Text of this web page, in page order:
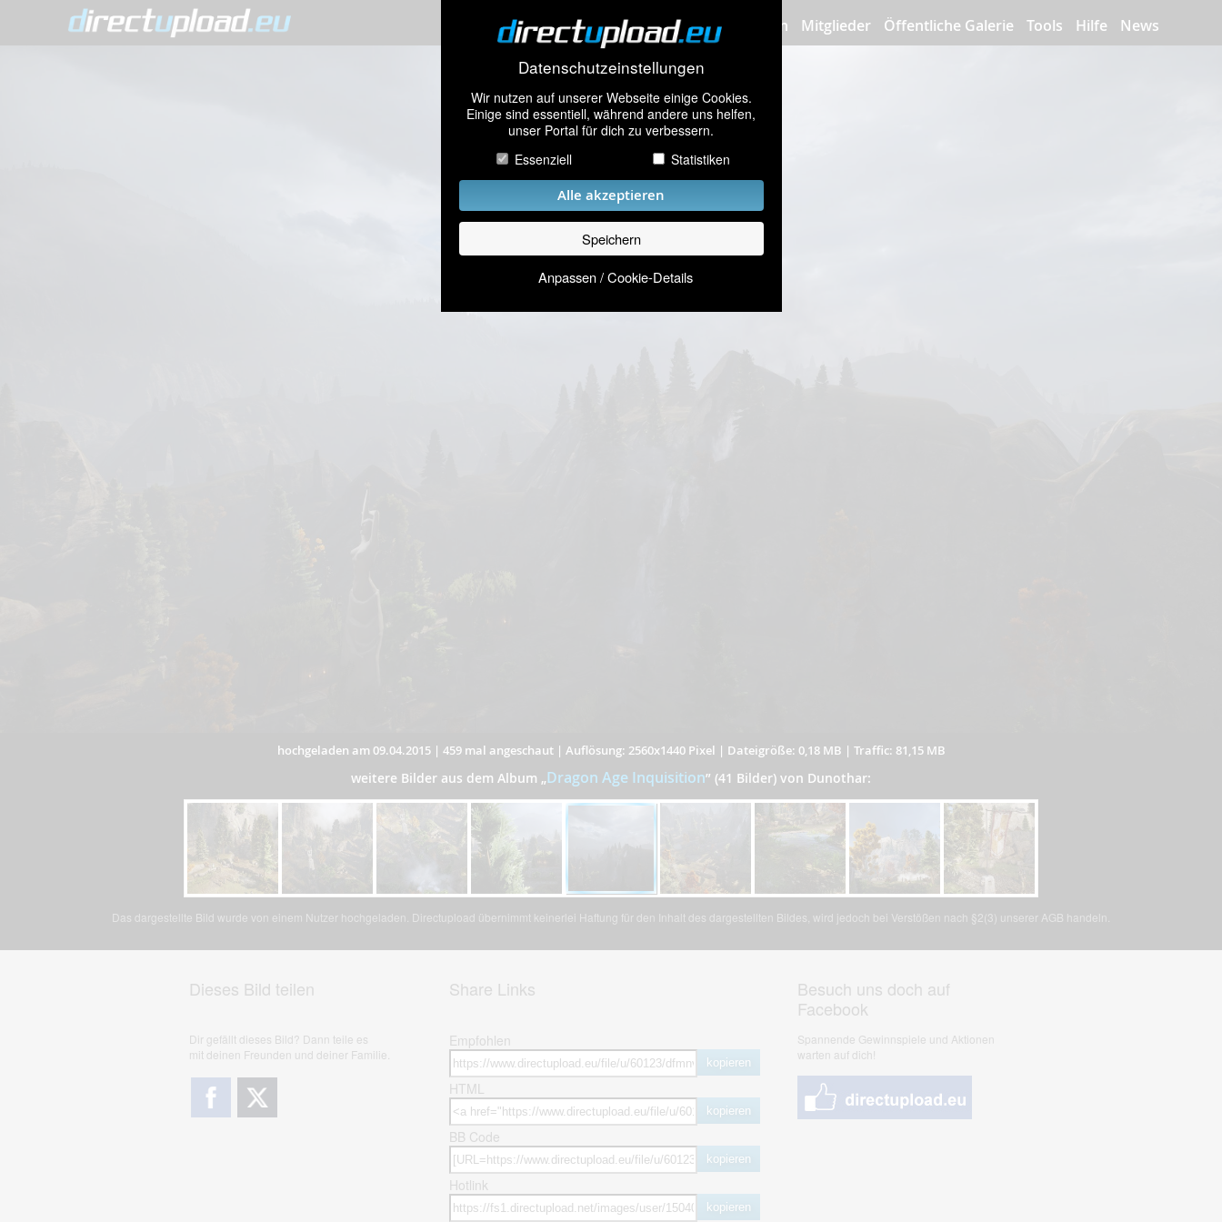
Datenschutzeinstellungen
Wir nutzen auf unserer Webseite einige Cookies.
Einige sind essentiell, während andere uns helfen,
unser Portal für dich zu verbessern.
Essenziell
Statistiken
Alle akzeptieren
Speichern
Anpassen / Cookie-Details
Bilder hochladen Mitglieder Öffentliche Galerie Tools Hilfe News
hochgeladen am 09.04.2015| 459 mal angeschaut| Auflösung: 2560x1440 Pixel | Dateigröße: 0,18 MB | Traffic: 81,15 MB
weitere Bilder aus dem Album „Dragon Age Inquisition” (41 Bilder) von Dunothar:
Das dargestellte Bild wurde von einem Nutzer hochgeladen. Directupload übernimmt keinerlei Haftung für den Inhalt des dargestellten Bildes, wird jedoch bei Verstößen nach §2(3) unserer AGB handeln.
Dieses Bild teilen
Dir gefällt dieses Bild? Dann teile es
mit deinen Freunden und deiner Familie.
Share Links
Empfohlen
kopieren
HTML
kopieren
BB Code
kopieren
Hotlink
kopieren
Besuch uns doch auf
Facebook
Spannende Gewinnspiele und Aktionen
warten auf dich!